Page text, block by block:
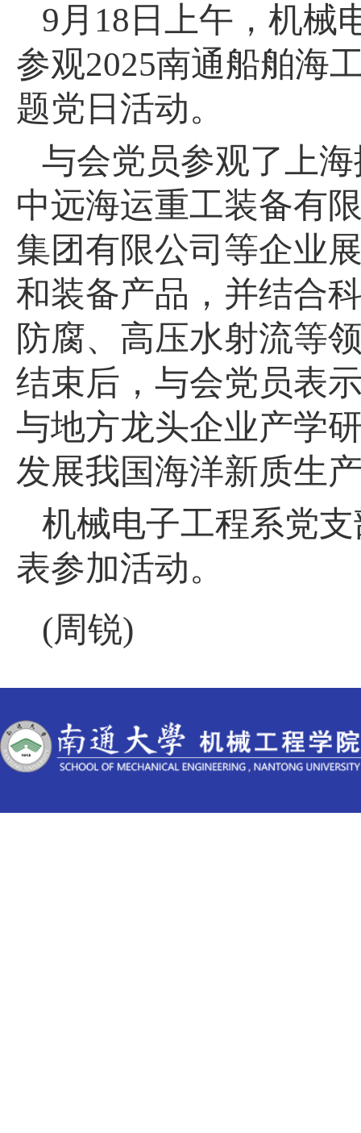
9月18日上午，机械
参观2025南通船舶海
题党日活动。
与会党员参观了上
中远海运重工装备有
集团有限公司等企业
和装备产品，并结合
防腐、高压水射流等
结束后，与会党员表
与地方龙头企业产学
发展我国海洋新质生
机械电子工程系党
表参加活动。
(周锐)